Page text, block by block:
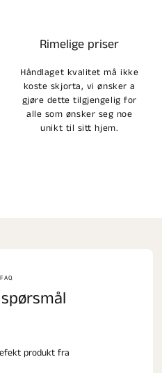
Rimelige priser
Håndlaget kvalitet må ikke
koste skjorta, vi ønsker a
gjøre dette tilgjengelig for
alle som ønsker seg noe
unikt til sitt hjem.
FAQ
produkt fra